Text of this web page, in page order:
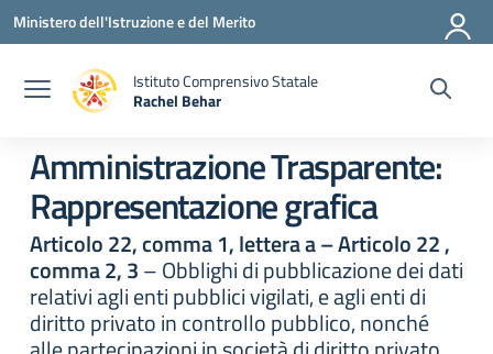
Vai ai contenuti
Vai al menu di navigazione
Vai al footer
Ministero dell'Istruzione e del Merito
Istituto Comprensivo Statale
Rachel Behar
Amministrazione Trasparente:
Rappresentazione grafica
Articolo 22, comma 1, lettera a – Articolo 22 ,
comma 2, 3– Obblighi di pubblicazione dei dati
relativi agli enti pubblici vigilati, e agli enti di
diritto privato in controllo pubblico, nonché